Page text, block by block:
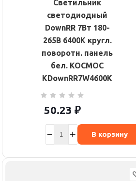
Светильник
светодиодный
DownRR 7Вт 180-
265В 6400К кругл.
поворотн. панель
бел. КОСМОС
KDownRR7W4600K
50.23 ₽
В корзину